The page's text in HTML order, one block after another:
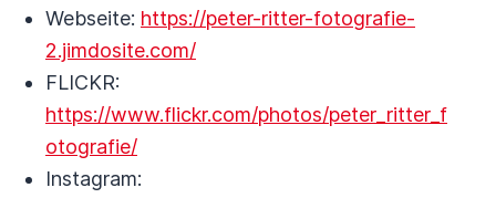
Webseite: https://peter-ritter-fotografie-
2.jimdosite.com/
FLICKR:
https://www.flickr.com/photos/peter_ritter_f
otografie/
Instagram: